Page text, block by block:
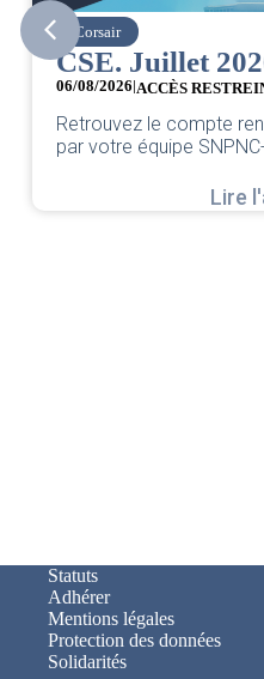
Corsair
CSE. Juillet
06/08/2026|ACCÈS
Retrouvez le compte
par votre équipe
Lire
Statuts
Adhérer
Mentions légales
Protection des données
Solidarités